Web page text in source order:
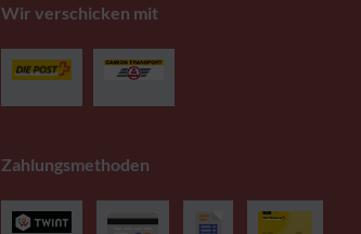
Wir verschicken mit
Zahlungsmethoden